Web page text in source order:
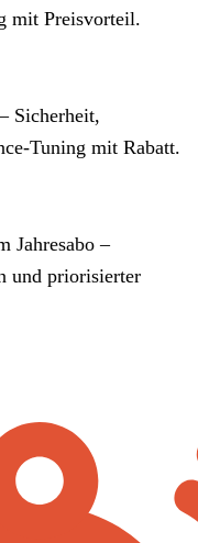
mit Preisvorteil.
Sicherheit,
mit Rabatt.
Jahresabo –
und priorisierter